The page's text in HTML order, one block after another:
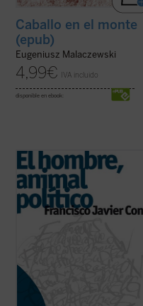
Caballo en el monte
(epub)
Eugeniusz Malaczewski
4,99€ IVA incluido
disponible en ebook:
El proceso reduccionista al que se ha visto
sometida la política, convertida en una pura
relación de poder, se ha solapado
paradójicamente con una Sociedad
despolitizaday un Estado desapoderado
También con la perversa ...(ver ficha)